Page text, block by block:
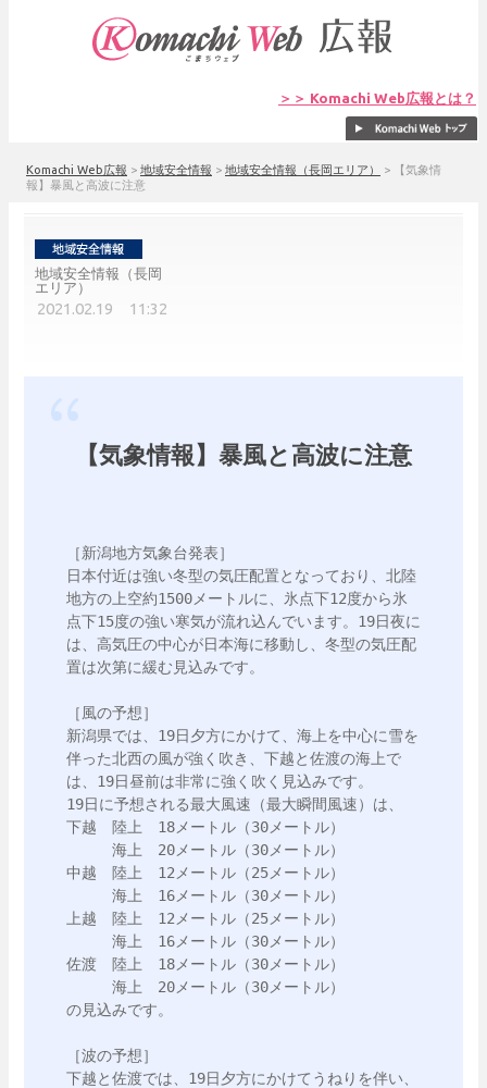
＞＞ Komachi Web広報とは？
Komachi Web広報 > 地域安全情報 > 地域安全情報（長岡エリア） >
【気象情
報】暴風と高波に注意
地域安全情報（長岡
エリア）
2021.02.19 11:32
【気象情報】暴風と高波に注意
［新潟地方気象台発表］
日本付近は強い冬型の気圧配置となっており、北陸
地方の上空約1500メートルに、氷点下12度から氷
点下15度の強い寒気が流れ込んでいます。19日夜に
は、高気圧の中心が日本海に移動し、冬型の気圧配
置は次第に緩む見込みです。
［風の予想］
新潟県では、19日夕方にかけて、海上を中心に雪を
伴った北西の風が強く吹き、下越と佐渡の海上で
は、19日昼前は非常に強く吹く見込みです。
19日に予想される最大風速（最大瞬間風速）は、
下越　陸上　18メートル（30メートル）
海上　20メートル（30メートル）
中越　陸上　12メートル（25メートル）
海上　16メートル（30メートル）
上越　陸上　12メートル（25メートル）
海上　16メートル（30メートル）
佐渡　陸上　18メートル（30メートル）
海上　20メートル（30メートル）
の見込みです。
［波の予想］
下越と佐渡では、19日夕方にかけてうねりを伴い、